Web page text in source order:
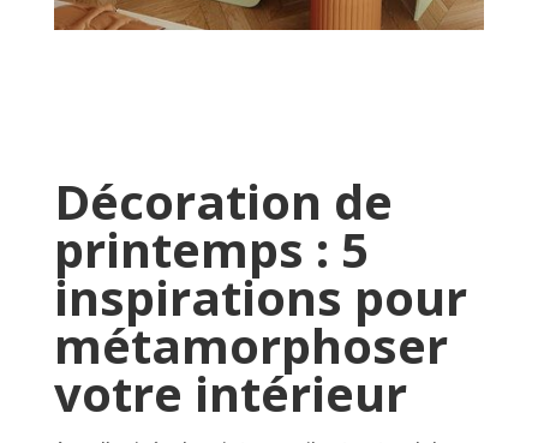
Décoration de
printemps : 5
inspirations pour
métamorphoser
votre intérieur